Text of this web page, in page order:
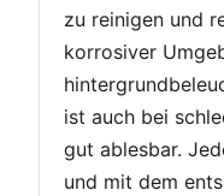
zu reinigen und
korrosiver
ist auch bei
gut ablesbar.
und mit dem